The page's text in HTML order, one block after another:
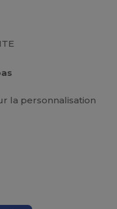
la personnalisation